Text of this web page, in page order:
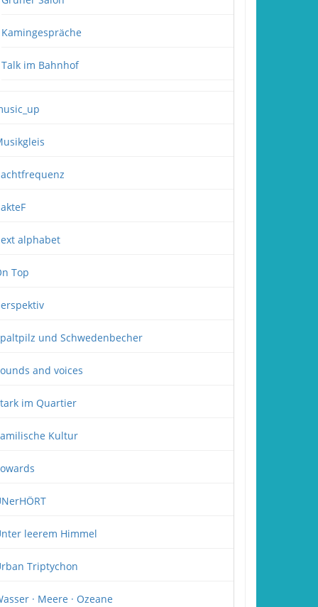
Kamingespräche
Talk im Bahnhof
alphabet
Top
und Schwedenbecher
and voices
im Quartier
Kultur
leerem Himmel
Triptychon
· Meere · Ozeane